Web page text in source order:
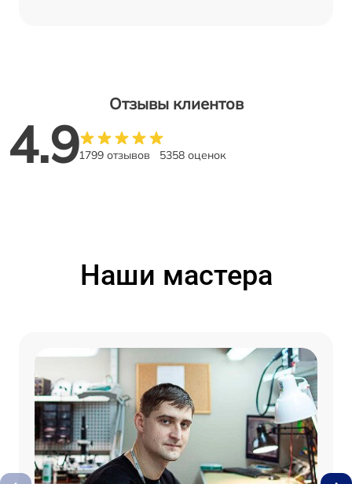
Отзывы клиентов
4.91799 отзывов 5358 оценок
Наши мастера